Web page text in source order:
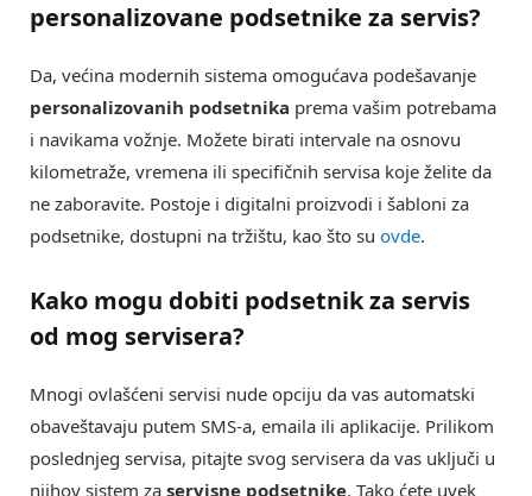
personalizovane podsetnike za servis?
Da, većina modernih sistema omogućava podešavanje
personalizovanih podsetnika prema vašim potrebama
i navikama vožnje. Možete birati intervale na osnovu
kilometraže, vremena ili specifičnih servisa koje želite da
ne zaboravite. Postoje i digitalni proizvodi i šabloni za
podsetnike, dostupni na tržištu, kao što su ovde.
Kako mogu dobiti podsetnik za servis
od mog servisera?
Mnogi ovlašćeni servisi nude opciju da vas automatski
obaveštavaju putem SMS-a, emaila ili aplikacije. Prilikom
poslednjeg servisa, pitajte svog servisera da vas uključi u
njihov sistem za servisne podsetnike. Tako ćete uvek